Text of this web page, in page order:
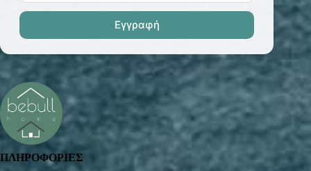
ΠΛΗΡΟΦΟΡΙΕΣ